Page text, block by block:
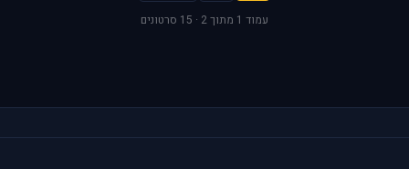
עמוד 1 מתוך 2 · 15 סרטונים